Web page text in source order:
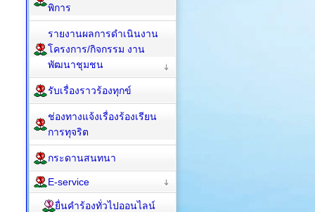
พิการ
รายงานผลการดำเนินงาน
โครงการ/กิจกรรม งาน
พัฒนาชุมชน
รับเรื่องราวร้องทุกข์
ช่องทางแจ้งเรื่องร้องเรียน
การทุจริต
กระดานสนทนา
E-service
ยื่นคำร้องทั่วไปออนไลน์